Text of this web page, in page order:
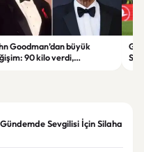
Goodman’dan büyük
90 kilo verdi,
Sevgilisi İçin Silaha